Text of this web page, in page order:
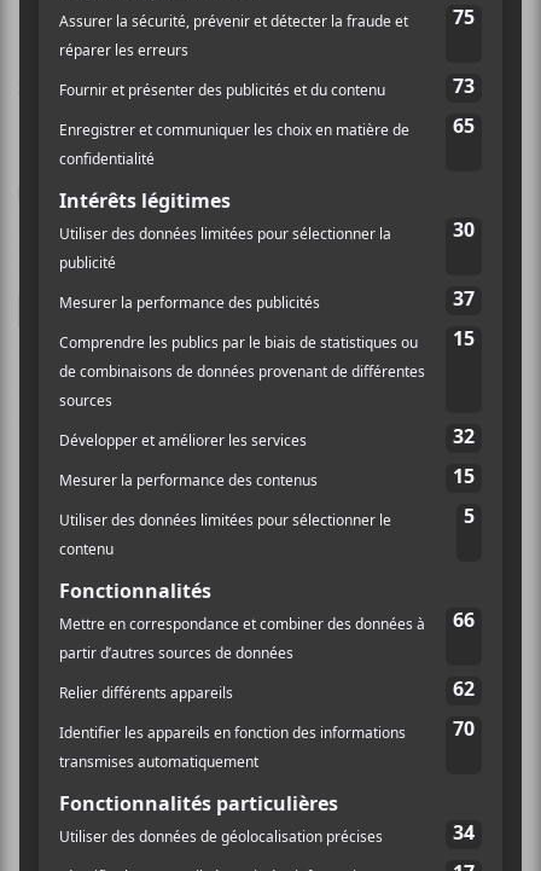
Site Web
Enregistrer mon nom, mon e-mail et mon site dans
le navigateur pour mon prochain commentaire.
Ce site utilise Akismet pour réduire les indésirables.
savoir plus sur la façon dont les données de vos
INSCRIPTION À L’INFOLETTRE
Ne manquez pas les dernières
nouvelles!
Abonnez-vous à l’infolettre du Canal
Auditif pour tout savoir de l’actualité